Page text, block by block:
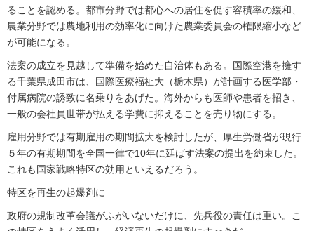
ることを認める。都市分野では都心への居住を促す容積率の緩和、
農業分野では農地利用の効率化に向けた農業委員会の権限縮小など
が可能になる。
法案の成立を見越して準備を始めた自治体もある。国際空港を擁す
る千葉県成田市は、国際医療福祉大（栃木県）が計画する医学部・
付属病院の誘致に名乗りをあげた。海外からも医師や患者を招き、
一般の会社員世帯が払える学費に抑えることを売り物にする。
雇用分野では有期雇用の期間拡大を検討したが、厚生労働省が現行
５年の有期期間を全国一律で10年に延ばす法案の提出を約束した。
これも国家戦略特区の効用といえるだろう。
特区を再生の起爆剤に
政府の規制改革会議がふがいないだけに、先兵役の責任は重い。こ